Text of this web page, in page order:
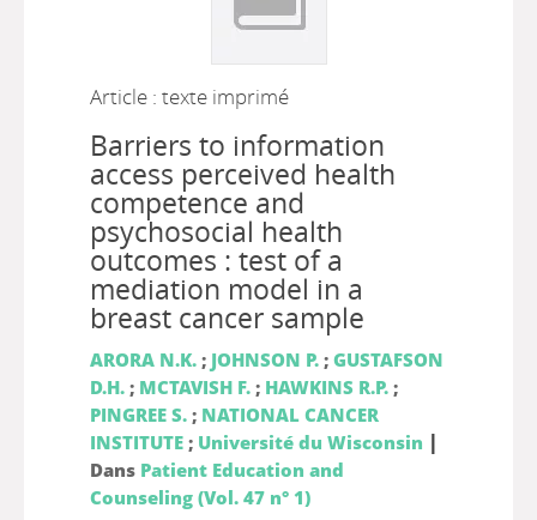
Article : texte imprimé
Barriers to information
access perceived health
competence and
psychosocial health
outcomes : test of a
mediation model in a
breast cancer sample
ARORA N.K.; JOHNSON P.; GUSTAFSON
D.H.; MCTAVISH F.; HAWKINS R.P.;
PINGREE S.; NATIONAL CANCER
INSTITUTE; Université du Wisconsin |
Dans Patient Education and
Counseling (Vol. 47 n° 1)